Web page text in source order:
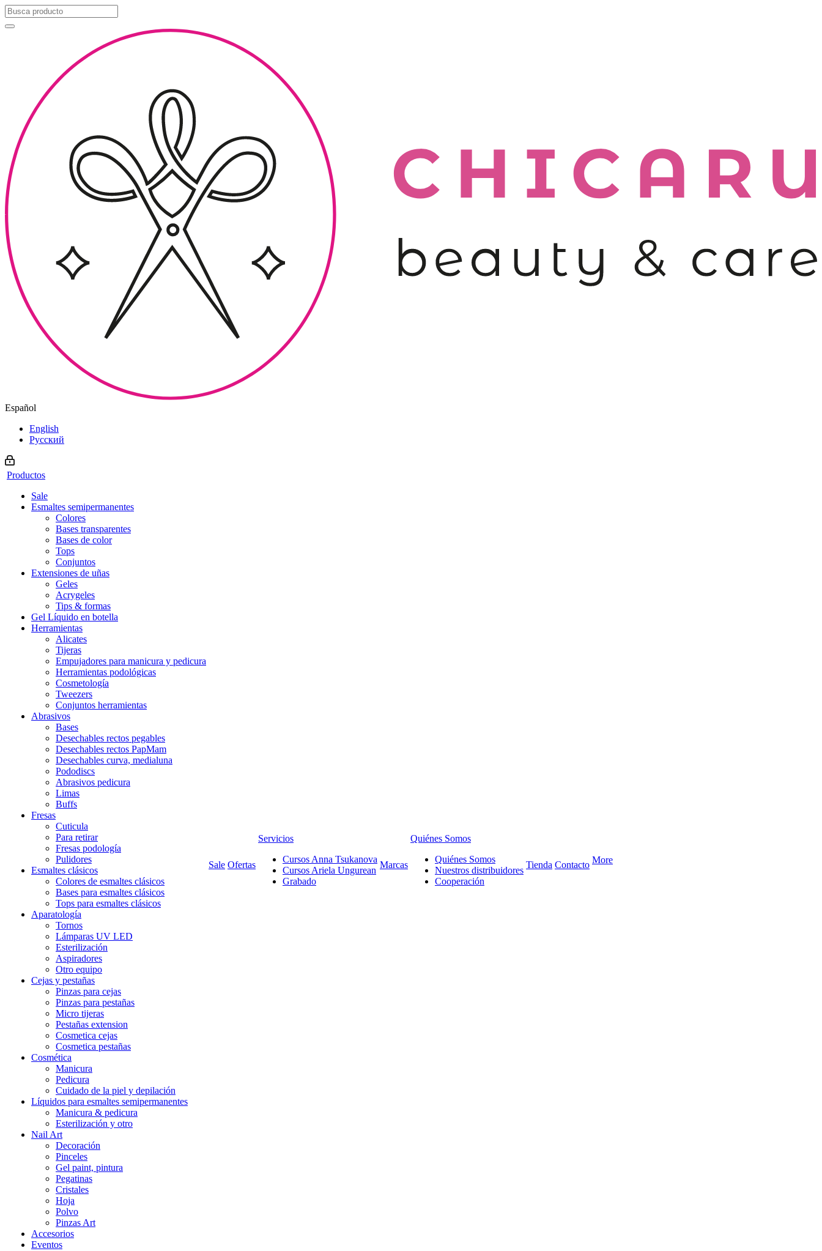
Español
English
Русский
Productos
Sale
Esmaltes semipermanentes
Colores
Bases transparentes
Bases de color
Tops
Conjuntos
Extensiones de uñas
Geles
Acrygeles
Tips & formas
Gel Líquido en botella
Herramientas
Alicates
Tijeras
Empujadores para manicura y pedicura
Herramientas podológicas
Cosmetología
Tweezers
Conjuntos herramientas
Abrasivos
Bases
Desechables rectos pegables
Desechables rectos PapMam
Desechables curva, medialuna
Pododiscs
Abrasivos pedicura
Limas
Buffs
Fresas
Cuticula
Para retirar
Fresas podología
Pulidores
Esmaltes clásicos
Colores de esmaltes clásicos
Bases para esmaltes clásicos
Tops para esmaltes clásicos
Aparatología
Tornos
Lámparas UV LED
Esterilización
Aspiradores
Otro equipo
Cejas y pestañas
Pinzas para cejas
Pinzas para pestañas
Micro tijeras
Pestañas extension
Cosmetica cejas
Cosmetica pestañas
Cosmética
Manicura
Pedicura
Cuidado de la piel y depilación
Líquidos para esmaltes semipermanentes
Manicura & pedicura
Esterilización y otro
Nail Art
Decoración
Pinceles
Gel paint, pintura
Pegatinas
Cristales
Hoja
Polvo
Pinzas Art
Accesorios
Eventos
Sale Ofertas
Servicios
Cursos Anna Tsukanova
Cursos Ariela Ungurean
Grabado
Marcas
Quiénes Somos
Quiénes Somos
Nuestros distribuidores
Cooperación
Tienda Contacto More